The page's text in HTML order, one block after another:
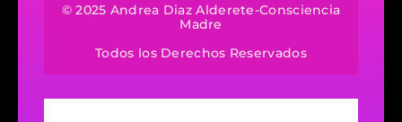
© 2025 Andrea Diaz Alderete-Consciencia
Madre
Todos los Derechos Reservados